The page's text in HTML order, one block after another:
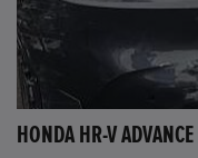
HONDA HR-V ADVANCE